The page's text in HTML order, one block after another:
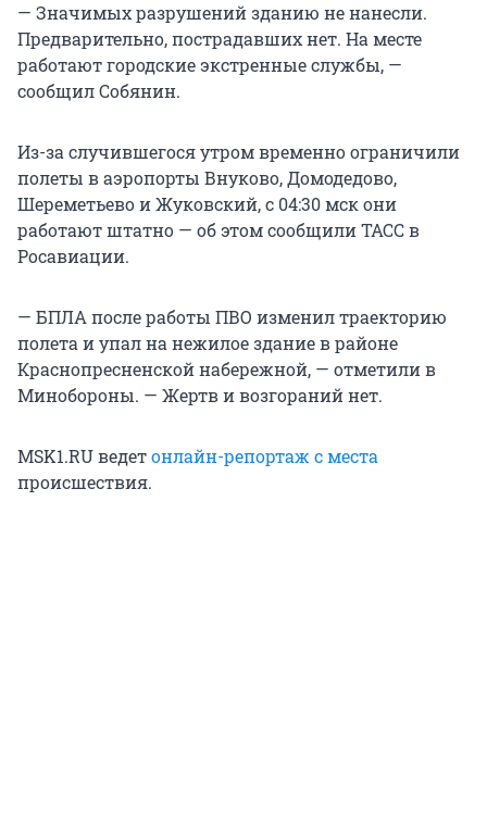
— Значимых разрушений зданию не нанесли.
Предварительно, пострадавших нет. На месте
работают городские экстренные службы, —
сообщил Собянин.
Из-за случившегося утром временно ограничили
полеты в аэропорты Внуково, Домодедово,
Шереметьево и Жуковский, с 04:30 мск они
работают штатно — об этом сообщили ТАСС в
Росавиации.
— БПЛА после работы ПВО изменил траекторию
полета и упал на нежилое здание в районе
Краснопресненской набережной, — отметили в
Минобороны. — Жертв и возгораний нет.
MSK1.RU ведетонлайн-репортаж с места
происшествия.